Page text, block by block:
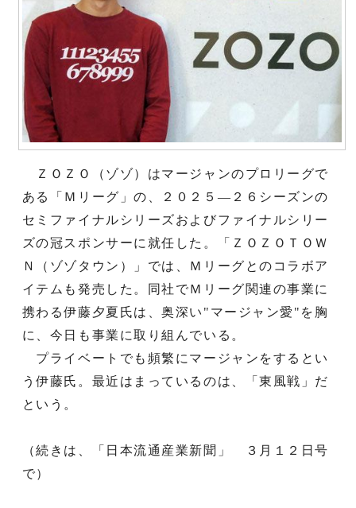
ＺＯＺＯ（ゾゾ）はマージャンのプロリーグで
ある「Ｍリーグ」の、２０２５―２６シーズンの
セミファイナルシリーズおよびファイナルシリー
ズの冠スポンサーに就任した。「ＺＯＺＯＴＯＷ
Ｎ（ゾゾタウン）」では、Ｍリーグとのコラボア
イテムも発売した。同社でＭリーグ関連の事業に
携わる伊藤夕夏氏は、奥深い"マージャン愛"を胸
に、今日も事業に取り組んでいる。
プライベートでも頻繁にマージャンをするとい
う伊藤氏。最近はまっているのは、「東風戦」だ
という。
（続きは、「日本流通産業新聞」 ３月１２日号
で）